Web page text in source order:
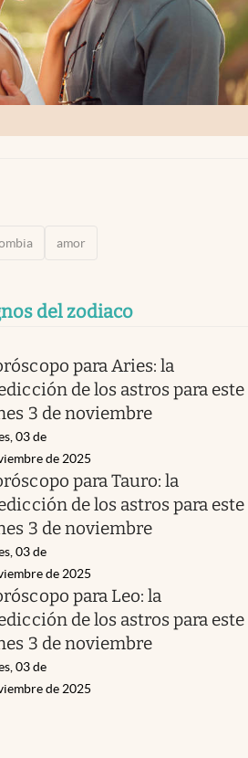
amor
del zodiaco
para Aries: la
de los astros para este
3 de noviembre
03 de
de 2025
para Tauro: la
de los astros para este
3 de noviembre
03 de
de 2025
para Leo: la
de los astros para este
3 de noviembre
03 de
de 2025